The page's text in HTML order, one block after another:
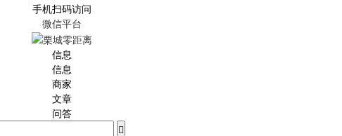
手机扫码访问
微信平台
信息
信息
商家
文章
问答